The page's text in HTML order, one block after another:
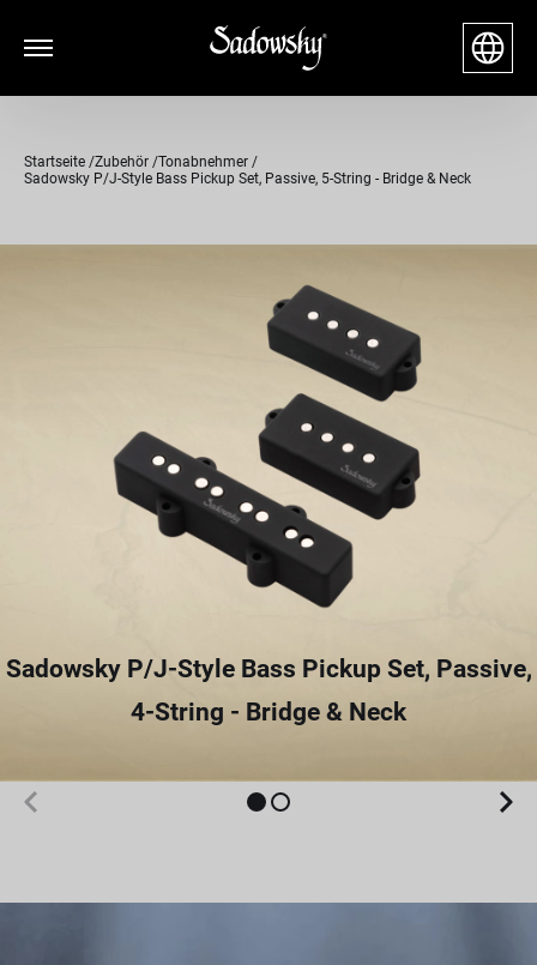
Startseite Zubehör Tonabnehmer
Sadowsky P/J-Style Bass Pickup Set, Passive, 5-String - Bridge & Neck
Sadowsky P/J-Style Bass Pickup Set, Passive,
4-String - Bridge & Neck